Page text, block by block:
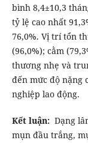
bình 8,4±10,3
tỷ lệ cao nhất
76,0%. Vị trí tổn
(96,0%); cằm
thương nhẹ và
đến mức độ nặng
nghiệp lao động.
Kết luận:Dạng
mụn đầu trắng,